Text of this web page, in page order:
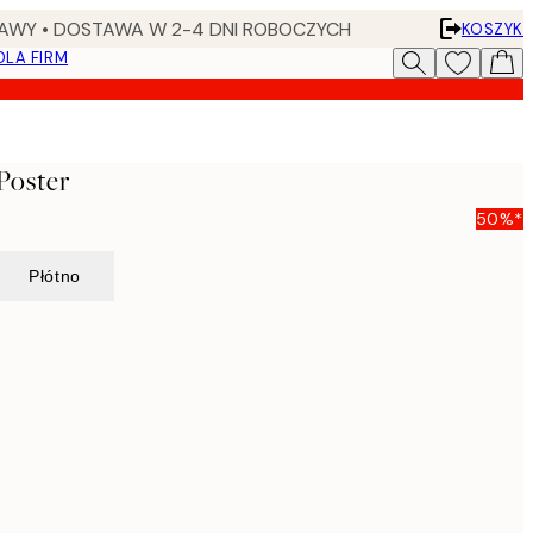
• DOSTAWA W 2-4 DNI ROBOCZYCH
KOSZYK
FIRM
50%*
Płótno